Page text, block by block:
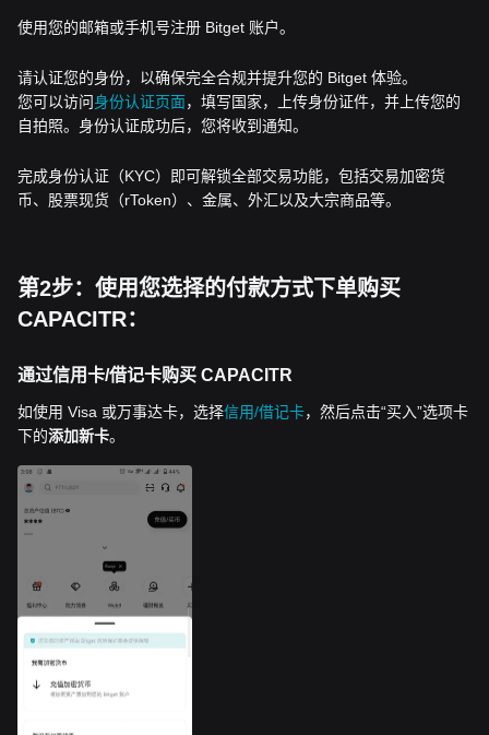
使用您的邮箱或手机号注册 Bitget 账户。
请认证您的身份，以确保完全合规并提升您的 Bitget 体验。
您可以访问身份认证页面，填写国家，上传身份证件，并上传您的
自拍照。身份认证成功后，您将收到通知。
完成身份认证（KYC）即可解锁全部交易功能，包括交易加密货
币、股票现货（rToken）、金属、外汇以及大宗商品等。
第2步：使用您选择的付款方式下单购买
CAPACITR：
通过信用卡/借记卡购买 CAPACITR
如使用 Visa 或万事达卡，选择信用/借记卡，然后点击“买入”选项卡
下的添加新卡。